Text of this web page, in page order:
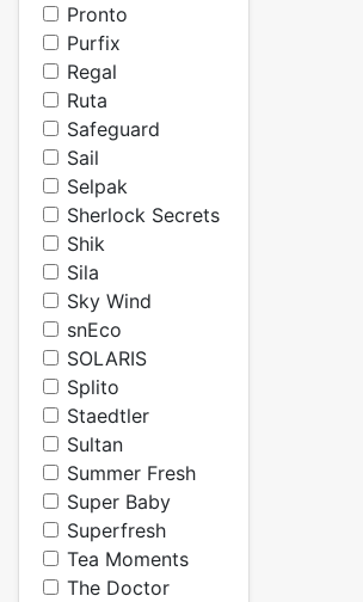
Pronto
Purfix
Regal
Ruta
Safeguard
Sail
Selpak
Sherlock Secrets
Shik
Sila
Sky Wind
snEco
SOLARIS
Splito
Staedtler
Sultan
Summer Fresh
Super Baby
Superfresh
Tea Moments
The Doctor